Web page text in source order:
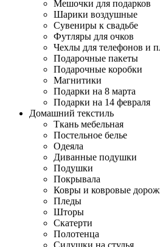
Мешочки для подарков
Шарики воздушные
Сувениры к свадьбе
Футляры для очков
Чехлы для телефонов и
Подарочные пакеты
Подарочные коробки
Магнитики
Подарки на 8 марта
Подарки на 14 февраля
Домашний текстиль
Ткань мебельная
Постельное белье
Одеяла
Диванные подушки
Подушки
Покрывала
Ковры и ковровые
Пледы
Шторы
Скатерти
Полотенца
Сидушки на стулья